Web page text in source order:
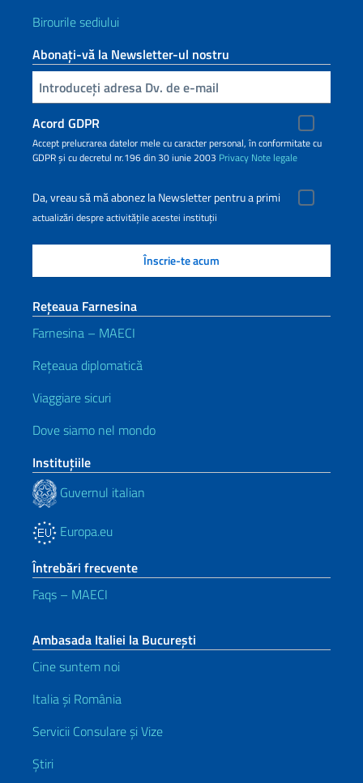
Birourile sediului
Abonați-vă la Newsletter-ul nostru
Inserisci la tua email
Acord GDPR
Accept prelucrarea datelor mele cu caracter personal, în conformitate cu
GDPR și cu decretul nr.196 din 30 iunie 2003 Privacy Note legale
Da, vreau să mă abonez la Newsletter pentru a primi
actualizări despre activitățile acestei instituții
Rețeaua Farnesina
Farnesina – MAECI
Rețeaua diplomatică
Viaggiare sicuri
Dove siamo nel mondo
Instituţiile
Guvernul italian
Europa.eu
Întrebări frecvente
Faqs – MAECI
Ambasada Italiei la București
Cine suntem noi
Italia și România
Servicii Consulare și Vize
Știri